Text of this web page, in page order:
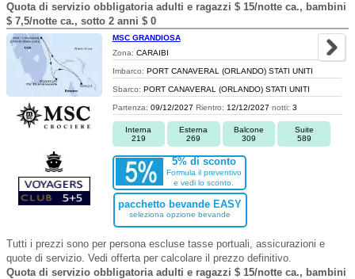
Quota di servizio obbligatoria adulti e ragazzi $ 15/notte ca., bambini
$ 7,5/notte ca., sotto 2 anni $ 0
MSC GRANDIOSA
Zona: CARAIBI
Imbarco: PORT CANAVERAL (ORLANDO) STATI UNITI
Sbarco: PORT CANAVERAL (ORLANDO) STATI UNITI
Partenza: 09/12/2027 Rientro: 12/12/2027 notti: 3
Interna
219
Esterna
269
Balcone
309
Suite
589
5% di sconto
Formula il preventivo
e vedi lo sconto.
pacchetto bevande EASY
seleziona opzione bevande
Tutti i prezzi sono per persona escluse tasse portuali, assicurazioni e
quote di servizio. Vedi offerta per calcolare il prezzo definitivo.
Quota di servizio obbligatoria adulti e ragazzi $ 15/notte ca., bambini